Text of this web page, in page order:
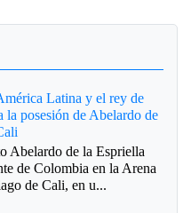
Latina y el rey de
la posesión de Abelardo de
Abelardo de la Espriella
de Colombia en la Arena
de Cali, en u...